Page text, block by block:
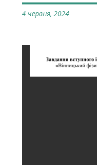
4 червня, 2024